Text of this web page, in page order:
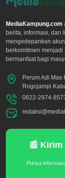
MediaKampung.com
berita, informasi, dan
mengedepankan
berkomitmen
bermanfaat bagi
Perum Adi
Rogojampi
0822-2974-
📰
Punya